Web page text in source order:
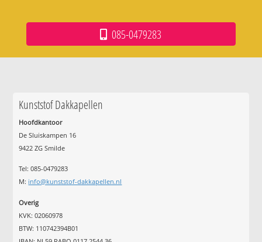
085-0479283
Kunststof Dakkapellen
Hoofdkantoor
De Sluiskampen 16
9422 ZG Smilde
Tel: 085-0479283
M: info@kunststof-dakkapellen.nl
Overig
KVK: 02060978
BTW: 110742394B01